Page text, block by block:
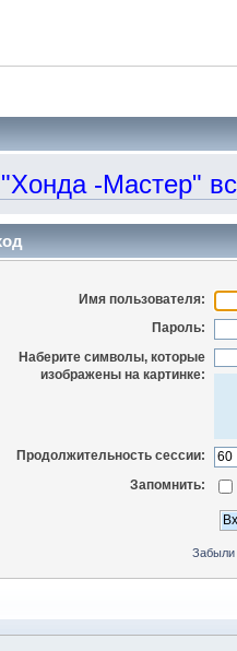
-Мастер" все
Имя пользователя:
Пароль:
Наберите символы, которые
изображены на картинке:
Продолжительность сессии:
Запомнить:
Забыли